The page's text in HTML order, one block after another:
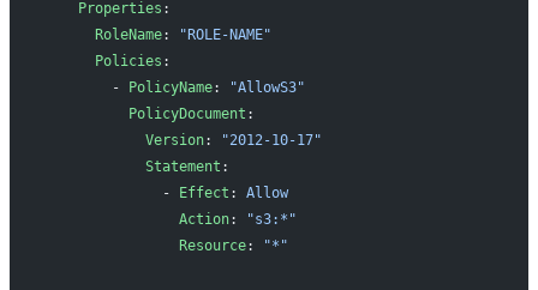
    Properties
:
      RoleName
:
"ROLE-NAME"
      Policies
:
        -
PolicyName:
"AllowS3"
          PolicyDocument
:
            Version
:
"2012-10-17"
            Statement
:
              -
Effect : Allow
                Action
:
"s3:*"
                Resource
: "*"